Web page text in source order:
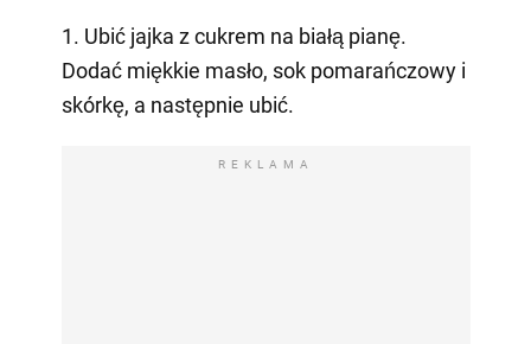
1. Ubić jajka z cukrem na białą pianę.
Dodać miękkie masło, sok pomarańczowy i
skórkę, a następnie ubić.
REKLAMA